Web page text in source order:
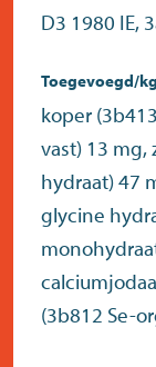
Toegevoegd/
koper
vast) 13 mg,
hydraat) 47
glycine
(3b812 Se-